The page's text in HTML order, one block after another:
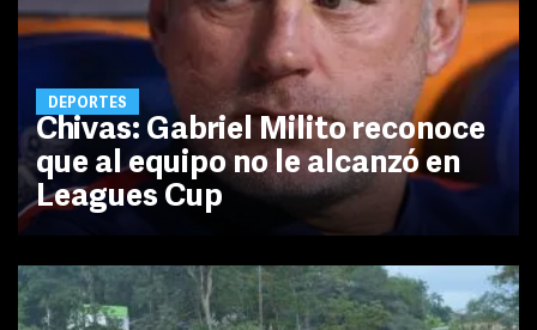
DEPORTES
Chivas: Gabriel Milito reconoce
que al equipo no le alcanzó en
Leagues Cup